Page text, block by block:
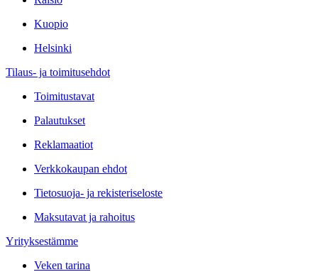
Kuopio
Helsinki
Tilaus- ja toimitusehdot
Toimitustavat
Palautukset
Reklamaatiot
Verkkokaupan ehdot
Tietosuoja- ja rekisteriseloste
Maksutavat ja rahoitus
Yrityksestämme
Veken tarina